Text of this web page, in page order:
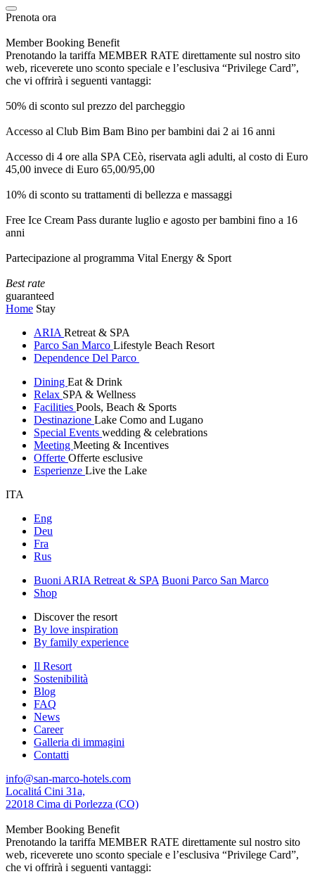
Prenota ora
Member Booking Benefit
Prenotando la tariffa MEMBER RATE direttamente sul nostro sito
web, riceverete uno sconto speciale e l’esclusiva “Privilege Card”,
che vi offrirà i seguenti vantaggi:
50% di sconto sul prezzo del parcheggio
Accesso al Club Bim Bam Bino per bambini dai 2 ai 16 anni
Accesso di 4 ore alla SPA CEò, riservata agli adulti, al costo di Euro
45,00 invece di Euro 65,00/95,00
10% di sconto su trattamenti di bellezza e massaggi
Free Ice Cream Pass durante luglio e agosto per bambini fino a 16
anni
Partecipazione al programma Vital Energy & Sport
Best rate
guaranteed
Home Stay
ARIA Retreat & SPA
Parco San Marco Lifestyle Beach Resort
Dependence Del Parco
Dining Eat & Drink
Relax SPA & Wellness
Facilities Pools, Beach & Sports
Destinazione Lake Como and Lugano
Special Events wedding & celebrations
Meeting Meeting & Incentives
Offerte Offerte esclusive
Esperienze Live the Lake
ITA
Eng
Deu
Fra
Rus
Buoni ARIA Retreat & SPA Buoni Parco San Marco
Shop
Discover the resort
By love inspiration
By family experience
Il Resort
Sostenibilità
Blog
FAQ
News
Career
Galleria di immagini
Contatti
info@san-marco-hotels.com
Localitá Cini 31a,
22018 Cima di Porlezza (CO)
Member Booking Benefit
Prenotando la tariffa MEMBER RATE direttamente sul nostro sito
web, riceverete uno sconto speciale e l’esclusiva “Privilege Card”,
che vi offrirà i seguenti vantaggi: